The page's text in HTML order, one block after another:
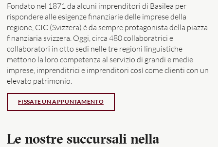
Fondato nel 1871 da alcuni imprenditori di Basilea per
rispondere alle esigenze finanziarie delle imprese della
regione, CIC (Svizzera) è da sempre protagonista della piazza
finanziaria svizzera. Oggi, circa 480 collaboratrici e
collaboratori in otto sedi nelle tre regioni linguistiche
mettono la loro competenza al servizio di grandi e medie
imprese, imprenditrici e imprenditori così come clienti con un
elevato patrimonio.
Le nostre succursali nella